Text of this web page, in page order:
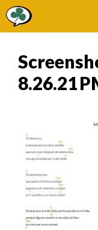
Saltar
8.26.21